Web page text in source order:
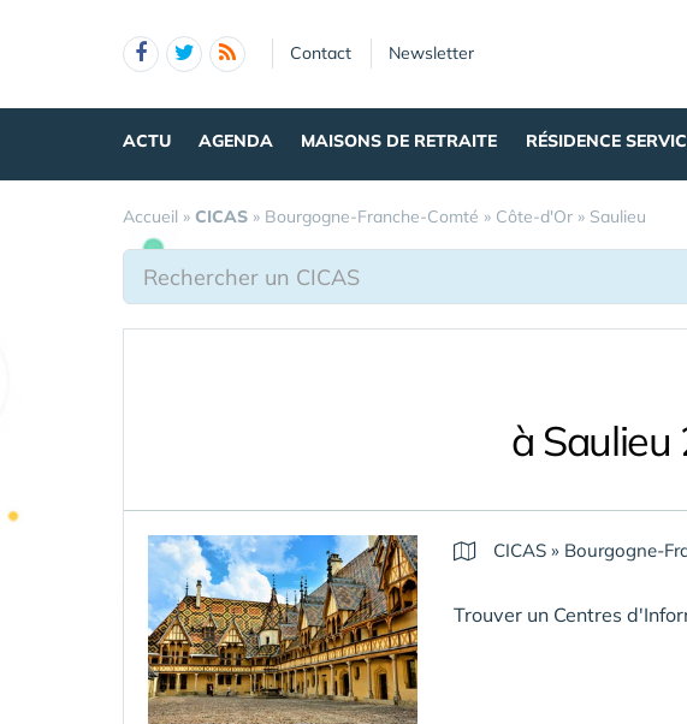
Contact Newsletter
ACTU AGENDA MAISONS DE RETRAITE RÉSIDENCE
Accueil » CICAS » Bourgogne-Franche-Comté » Côte-d'Or » Saulieu
à
CICAS » Bourgogne-
Trouver un Centres